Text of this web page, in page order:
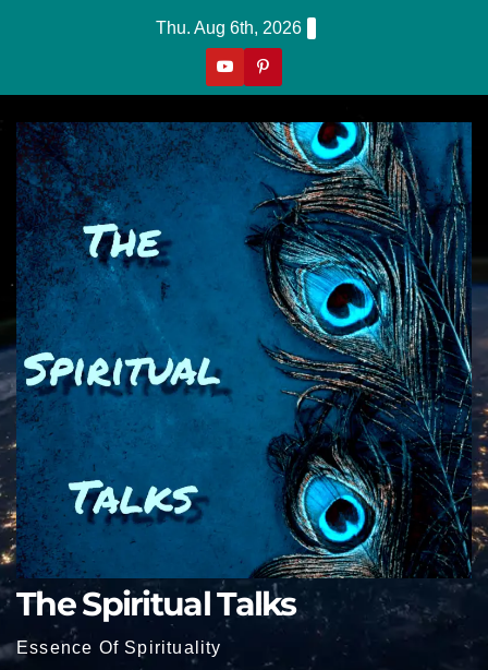
Thu. Aug 6th, 2026
The Spiritual Talks
Essence Of Spirituality